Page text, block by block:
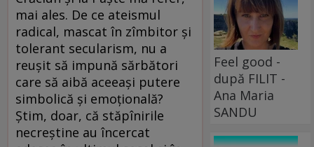
mai ales. De ce ateismul
radical, mascat în zîmbitor și
tolerant secularism, nu a
reușit să impună sărbători
care să aibă aceeași putere
simbolică și emoțională?
Știm, doar, că stăpînirile
necreștine au încercat
Feel good -
după FILIT -
Ana Maria
SANDU